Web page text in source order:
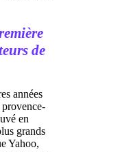
de
années
en
grands
Yahoo,